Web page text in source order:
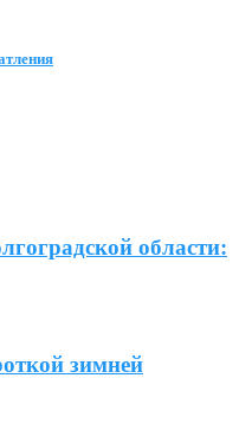
области:
зимней